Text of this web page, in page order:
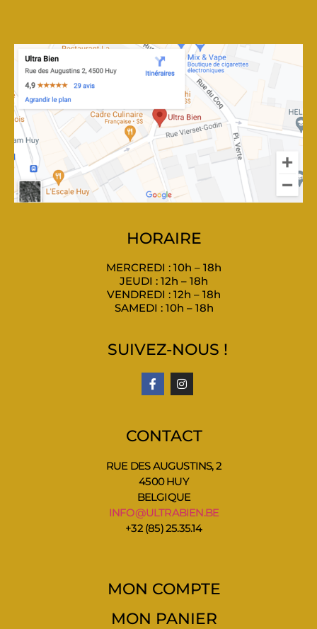
HORAIRE
MERCREDI : 10h – 18h
JEUDI : 12h – 18h
VENDREDI : 12h – 18h
SAMEDI : 10h – 18h
SUIVEZ-NOUS !
CONTACT
RUE DES AUGUSTINS, 2
4500 HUY
BELGIQUE
INFO@ULTRABIEN.BE
+32 (85) 25.35.14
MON COMPTE
MON PANIER